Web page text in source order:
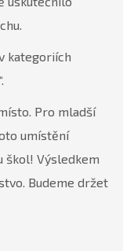
kategoriích
Pro mladší
umístění
škol! Výsledkem
Budeme držet